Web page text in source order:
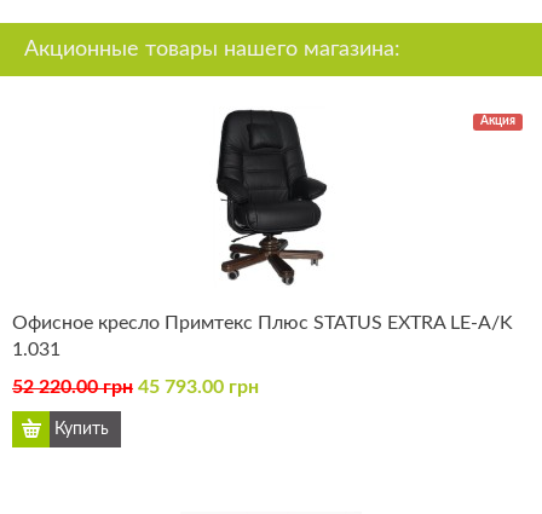
Акционные товары нашего магазина:
Акция
Офисное кресло Примтекс Плюс STATUS EXTRA LE-A/K
1.031
52 220.00 грн 45 793.00 грн